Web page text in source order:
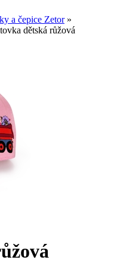
a čepice Zetor»
dětská růžová